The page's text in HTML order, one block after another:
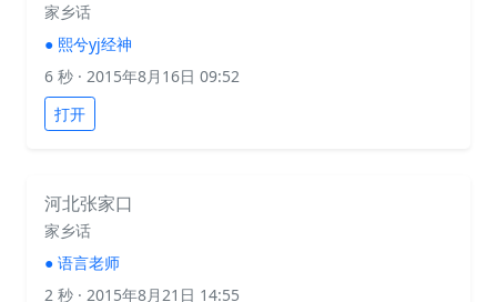
家乡话
● 熙兮yj经神
6 秒 · 2015年8月16日 09:52
打开
河北张家口
家乡话
● 语言老师
2 秒 · 2015年8月21日 14:55